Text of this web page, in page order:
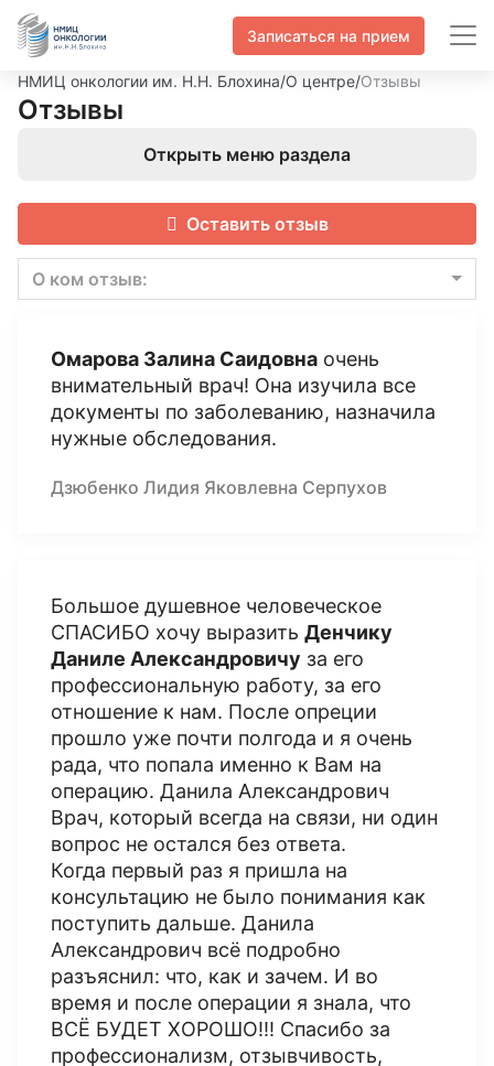
Записаться на прием
НМИЦ онкологии им. Н.Н. Блохина/О центре/Отзывы
Отзывы
Открыть меню раздела
Оставить отзыв
О ком отзыв:
Омарова Залина Саидовна очень
внимательный врач! Она изучила все
документы по заболеванию, назначила
нужные обследования.
Дзюбенко Лидия Яковлевна Серпухов
Большое душевное человеческое
СПАСИБО хочу выразить Денчику
Даниле Александровичу за его
профессиональную работу, за его
отношение к нам. После опреции
прошло уже почти полгода и я очень
рада, что попала именно к Вам на
операцию. Данила Александрович
Врач, который всегда на связи, ни один
вопрос не остался без ответа.
Когда первый раз я пришла на
консультацию не было понимания как
поступить дальше. Данила
Александрович всё подробно
разъяснил: что, как и зачем. И во
время и после операции я знала, что
ВСЁ БУДЕТ ХОРОШО!!! Спасибо за
профессионализм, отзывчивость,